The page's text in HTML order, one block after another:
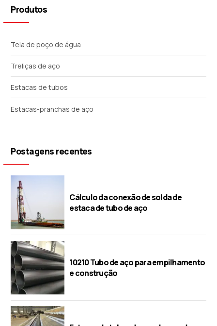
Produtos
Tela de poço de água
Treliças de aço
Estacas de tubos
Estacas-pranchas de aço
Postagens recentes
Cálculo da conexão de solda de
estaca de tubo de aço
10210 Tubo de aço para empilhamento
e construção